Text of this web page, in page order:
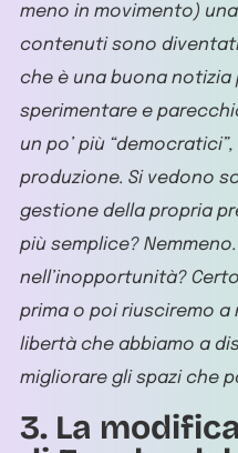
meno in movimento)
contenuti sono
che è una buona notizia
sperimentare e
un po’ più
produzione. Si vedono
gestione della propria
più semplice?
nell’inopportunità?
prima o poi riusciremo a
libertà che abbiamo a
migliorare gli spazi che
3. La